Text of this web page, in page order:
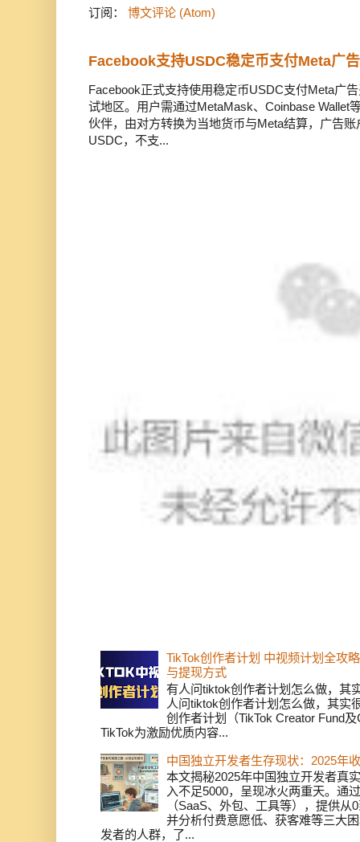
订阅： 博文评论 (Atom)
Facebook支持USDC稳定币支付Meta广
Facebook正式支持使用稳定币USDC支付Meta广
试地区。用户需通过MetaMask、Coinbase Wallet
伙伴，由对方转换为当地货币与Meta结算，广告
USDC，不支...
TikTok创作者计划 中视频计划全攻
与提现方式
有人问tiktok创作者计划怎么做，其
人问tiktok创作者计划怎么做，其实
创作者计划（TikTok Creator Fund
TikTok为激励优质内容...
中国独立开发者生存现状：2025年
本文揭秘2025年中国独立开发者真
入不足5000，呈现冰火两重天。通
（SaaS、外包、工具等），提供
并分析付费意愿低、获客难等三大
发者的人群，了...